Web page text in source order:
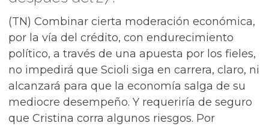
(TN) Combinar cierta moderación económica,
por la vía del crédito, con endurecimiento
político, a través de una apuesta por los fieles,
no impedirá que Scioli siga en carrera, claro, ni
alcanzará para que la economía salga de su
mediocre desempeño. Y requeriría de seguro
que Cristina corra algunos riesgos. Por